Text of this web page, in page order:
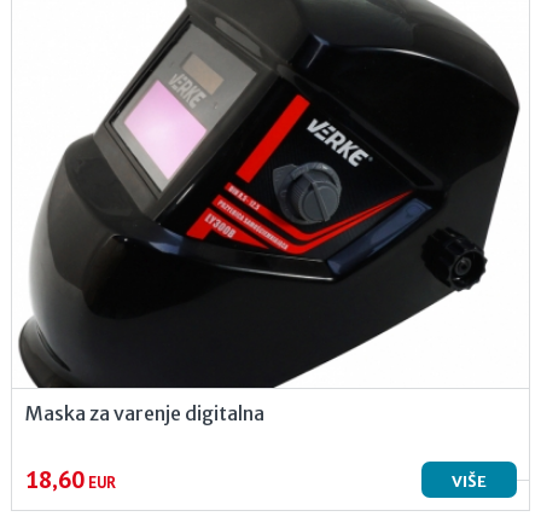
Maska za varenje digitalna
18,60EUR VIŠE